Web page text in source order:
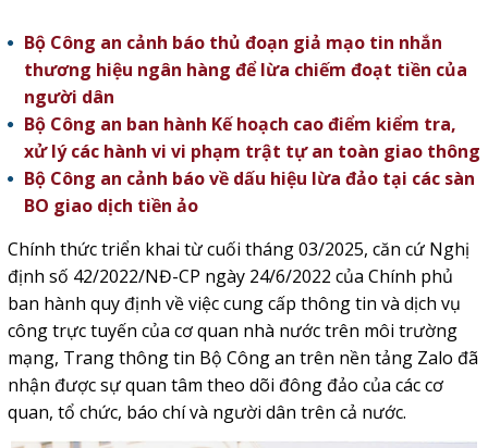
Bộ Công an cảnh báo thủ đoạn giả mạo tin nhắn
thương hiệu ngân hàng để lừa chiếm đoạt tiền của
người dân
Bộ Công an ban hành Kế hoạch cao điểm kiểm tra,
xử lý các hành vi vi phạm trật tự an toàn giao thông
Bộ Công an cảnh báo về dấu hiệu lừa đảo tại các sàn
BO giao dịch tiền ảo
Chính thức triển khai từ cuối tháng 03/2025, căn cứ Nghị
định số 42/2022/NĐ-CP ngày 24/6/2022 của Chính phủ
ban hành quy định về việc cung cấp thông tin và dịch vụ
công trực tuyến của cơ quan nhà nước trên môi trường
mạng, Trang thông tin Bộ Công an trên nền tảng Zalo đã
nhận được sự quan tâm theo dõi đông đảo của các cơ
quan, tổ chức, báo chí và người dân trên cả nước.